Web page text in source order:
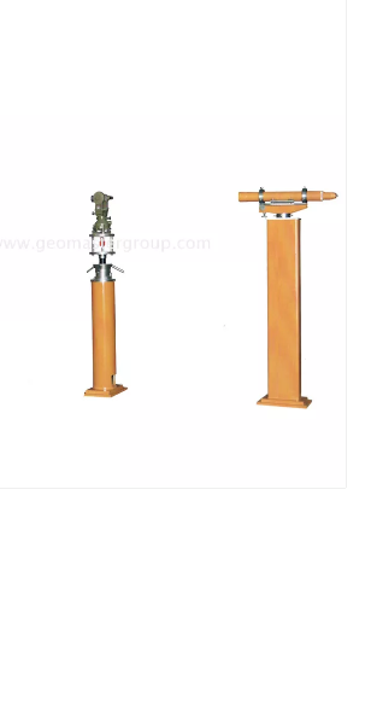
Hệ thống chuẩn trực sàn Hệ thống chuẩn trực sàn